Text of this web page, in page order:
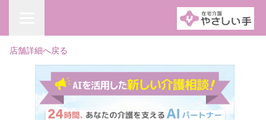
店舗詳細へ戻る